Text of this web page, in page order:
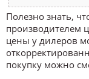
Полезно знать,
производителем
цены у дилеров
покупку можно